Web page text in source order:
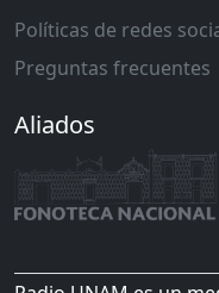
Políticas de redes
Preguntas frecuentes
Aliados